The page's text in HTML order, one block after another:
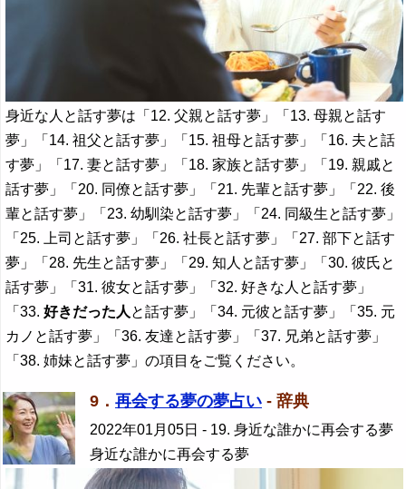
身近な人と話す夢は「12. 父親と話す夢」「13. 母親と話す
夢」「14. 祖父と話す夢」「15. 祖母と話す夢」「16. 夫と話
す夢」「17. 妻と話す夢」「18. 家族と話す夢」「19. 親戚と
話す夢」「20. 同僚と話す夢」「21. 先輩と話す夢」「22. 後
輩と話す夢」「23. 幼馴染と話す夢」「24. 同級生と話す夢」
「25. 上司と話す夢」「26. 社長と話す夢」「27. 部下と話す
夢」「28. 先生と話す夢」「29. 知人と話す夢」「30. 彼氏と
話す夢」「31. 彼女と話す夢」「32. 好きな人と話す夢」
「33.好きだった人 と話す夢」「34. 元彼と話す夢」「35. 元
カノと話す夢」「36. 友達と話す夢」「37. 兄弟と話す夢」
「38. 姉妹と話す夢」の項目をご覧ください。
9． 再会する夢の夢占い - 辞典
2022年01月05日 - 19. 身近な誰かに再会する夢
身近な誰かに再会する夢